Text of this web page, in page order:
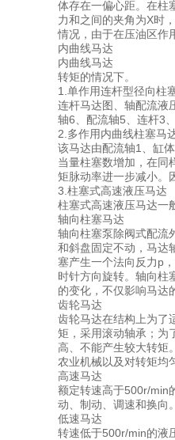
体存在一偏心距。在柱
力和之间的夹角为X时
情况，由于在压油区作
内曲线马达
内曲线马达
转矩的情况下。
1.单作用连杆型径向柱
连杆马达图、轴配流液
轴6、配流轴5、连杆3
2.多作用内曲线柱塞马
该马达由配流轴1、缸
当量柱塞数增加，在同
矩脉动率进一步减小。
3.柱塞式高速液压马达
柱塞式高速液压马达一
轴向柱塞马达
轴向柱塞泵除阀式配流
和斜盘固定不动，马达
塞产生一个法向反力p
时针方向旋转。轴向柱
的变化，不仅影响马达
齿轮马达
齿轮马达在结构上为了
矩，采用滚动轴承；为
高、不能产生较大转矩
农业机械以及对转矩均
高速马达
额定转速高于500r/min
动、制动、调速和换向
低速马达
转速低于500r/min的液